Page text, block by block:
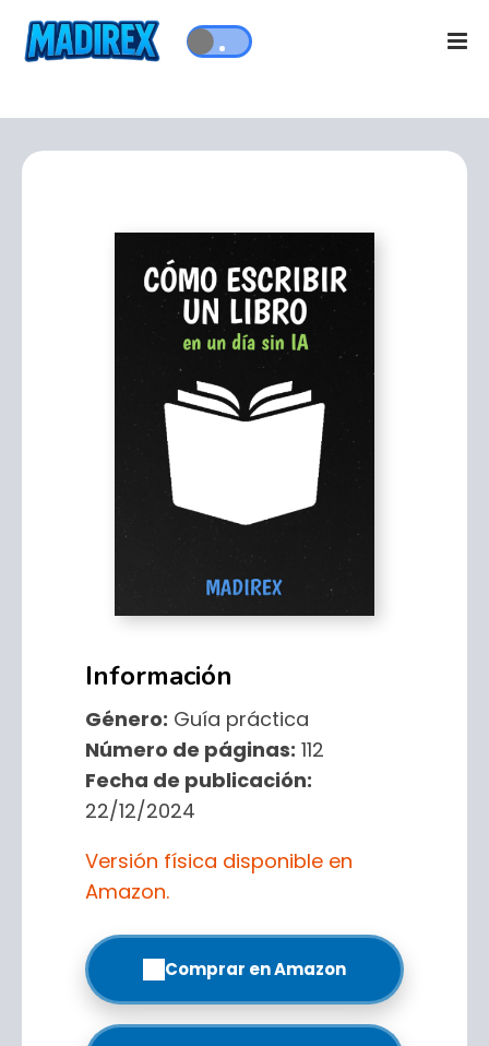
Información
Género: Guía práctica
Número de páginas: 112
Fecha de publicación:
22/12/2024
Versión física disponible en
Amazon.
Comprar en Amazon